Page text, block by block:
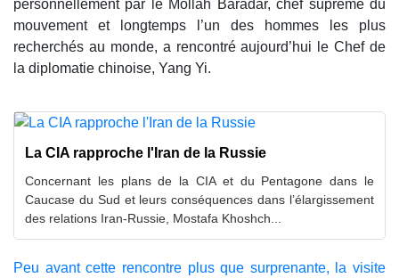
personnellement par le Mollah Baradar, chef suprême du
mouvement et longtemps l’un des hommes les plus
recherchés au monde, a rencontré aujourd’hui le Chef de
la diplomatie chinoise, Yang Yi.
La CIA rapproche l'Iran de la Russie
Concernant les plans de la CIA et du Pentagone dans le
Caucase du Sud et leurs conséquences dans l’élargissement
des relations Iran-Russie, Mostafa Khoshch...
Peu avant cette rencontre plus que surprenante, la visite